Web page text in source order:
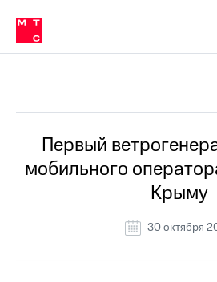
Медиа-центр
и акционерам
Устойчивое развитие
Комплаенс и деловая этика
компании
Карьера
История
компании
информация
в МТС
Пресс-
релизы
Первый
мобильного
Крыму
30 октября